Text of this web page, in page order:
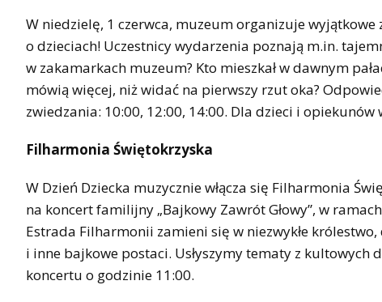
W niedzielę, 1 czerwca, muzeum organizuje
o dzieciach! Uczestnicy wydarzenia poznają m.in.
w zakamarkach muzeum? Kto mieszkał w dawnym
mówią więcej, niż widać na pierwszy rzut oka?
zwiedzania: 10:00, 12:00, 14:00. Dla dzieci i opiekunów
Filharmonia Świętokrzyska
W Dzień Dziecka muzycznie włącza się Filharmonia
na koncert familijny „Bajkowy Zawrót Głowy”, w
Estrada Filharmonii zamieni się w niezwykłe
i inne bajkowe postaci. Usłyszymy tematy z kultowych
koncertu o godzinie 11:00.